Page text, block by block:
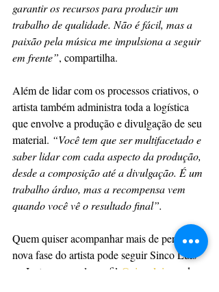
garantir os recursos para produzir um
trabalho de qualidade. Não é fácil, mas a
paixão pela música me impulsiona a seguir
em frente”, compartilha.
Além de lidar com os processos criativos, o
artista também administra toda a logística
que envolve a produção e divulgação de seu
material. “Você tem que ser multifacetado e
saber lidar com cada aspecto da produção,
desde a composição até a divulgação. É um
trabalho árduo, mas a recompensa vem
quando você vê o resultado final”.
Quem quiser acompanhar mais de perto essa
nova fase do artista pode seguir Sinco Luís
no Instagram, pelo perfil @sincoluis
, onde